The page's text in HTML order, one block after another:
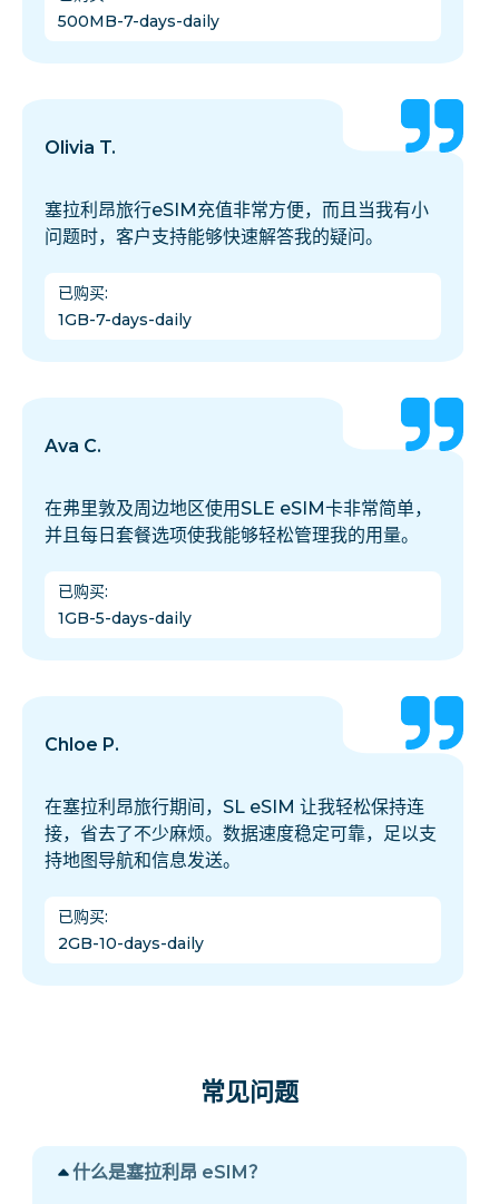
500MB-7-days-daily
Olivia T.
塞拉利昂旅行eSIM充值非常方便，而且当我有小
问题时，客户支持能够快速解答我的疑问。
已购买:
1GB-7-days-daily
Ava C.
在弗里敦及周边地区使用SLE eSIM卡非常简单，
并且每日套餐选项使我能够轻松管理我的用量。
已购买:
1GB-5-days-daily
Chloe P.
在塞拉利昂旅行期间，SL eSIM 让我轻松保持连
接，省去了不少麻烦。数据速度稳定可靠，足以支
持地图导航和信息发送。
已购买:
2GB-10-days-daily
常见问题
什么是塞拉利昂 eSIM？